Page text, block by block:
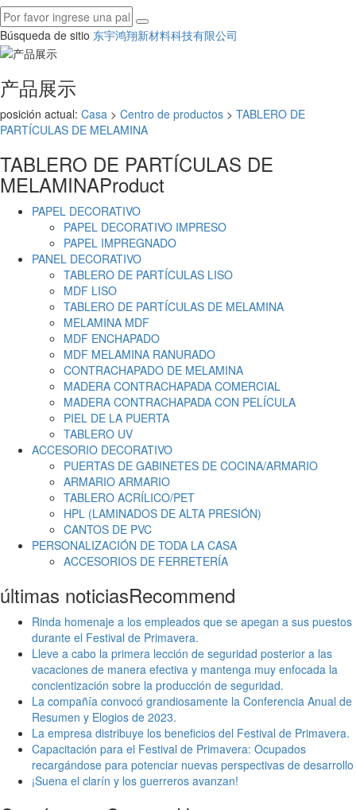
Búsqueda de sitio 东宇鸿翔新材料科技有限公司
产品展示
posición actual: Casa > Centro de productos > TABLERO DE
PARTÍCULAS DE MELAMINA
TABLERO DE PARTÍCULAS DE
MELAMINAProduct
PAPEL DECORATIVO
PAPEL DECORATIVO IMPRESO
PAPEL IMPREGNADO
PANEL DECORATIVO
TABLERO DE PARTÍCULAS LISO
MDF LISO
TABLERO DE PARTÍCULAS DE MELAMINA
MELAMINA MDF
MDF ENCHAPADO
MDF MELAMINA RANURADO
CONTRACHAPADO DE MELAMINA
MADERA CONTRACHAPADA COMERCIAL
MADERA CONTRACHAPADA CON PELÍCULA
PIEL DE LA PUERTA
TABLERO UV
ACCESORIO DECORATIVO
PUERTAS DE GABINETES DE COCINA/ARMARIO
ARMARIO ARMARIO
TABLERO ACRÍLICO/PET
HPL (LAMINADOS DE ALTA PRESIÓN)
CANTOS DE PVC
PERSONALIZACIÓN DE TODA LA CASA
ACCESORIOS DE FERRETERÍA
últimas noticiasRecommend
Rinda homenaje a los empleados que se apegan a sus puestos
durante el Festival de Primavera.
Lleve a cabo la primera lección de seguridad posterior a las
vacaciones de manera efectiva y mantenga muy enfocada la
concientización sobre la producción de seguridad.
La compañía convocó grandiosamente la Conferencia Anual de
Resumen y Elogios de 2023.
La empresa distribuye los beneficios del Festival de Primavera.
Capacitación para el Festival de Primavera: Ocupados
recargándose para potenciar nuevas perspectivas de desarrollo
¡Suena el clarín y los guerreros avanzan!